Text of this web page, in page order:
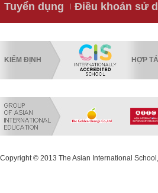
Tuyển dụng Điều khoản sử
KIỂM ĐỊNH HỢP
Copyright © 2013 The Asian International